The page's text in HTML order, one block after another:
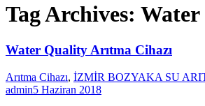
Tag Archives:
Water Quality Arıtma Cihazı
Arıtma Cihazı, İZMİR BOZYAKA SU
admin5 Haziran 2018